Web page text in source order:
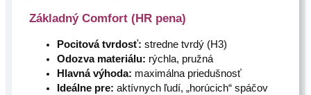
Základný Comfort (HR pena)
Pocitová tvrdosť: stredne tvrdý (H3)
Odozva materiálu: rýchla, pružná
Hlavná výhoda: maximálna priedušnosť
Ideálne pre: aktívnych ľudí, „horúcich“ spáčov